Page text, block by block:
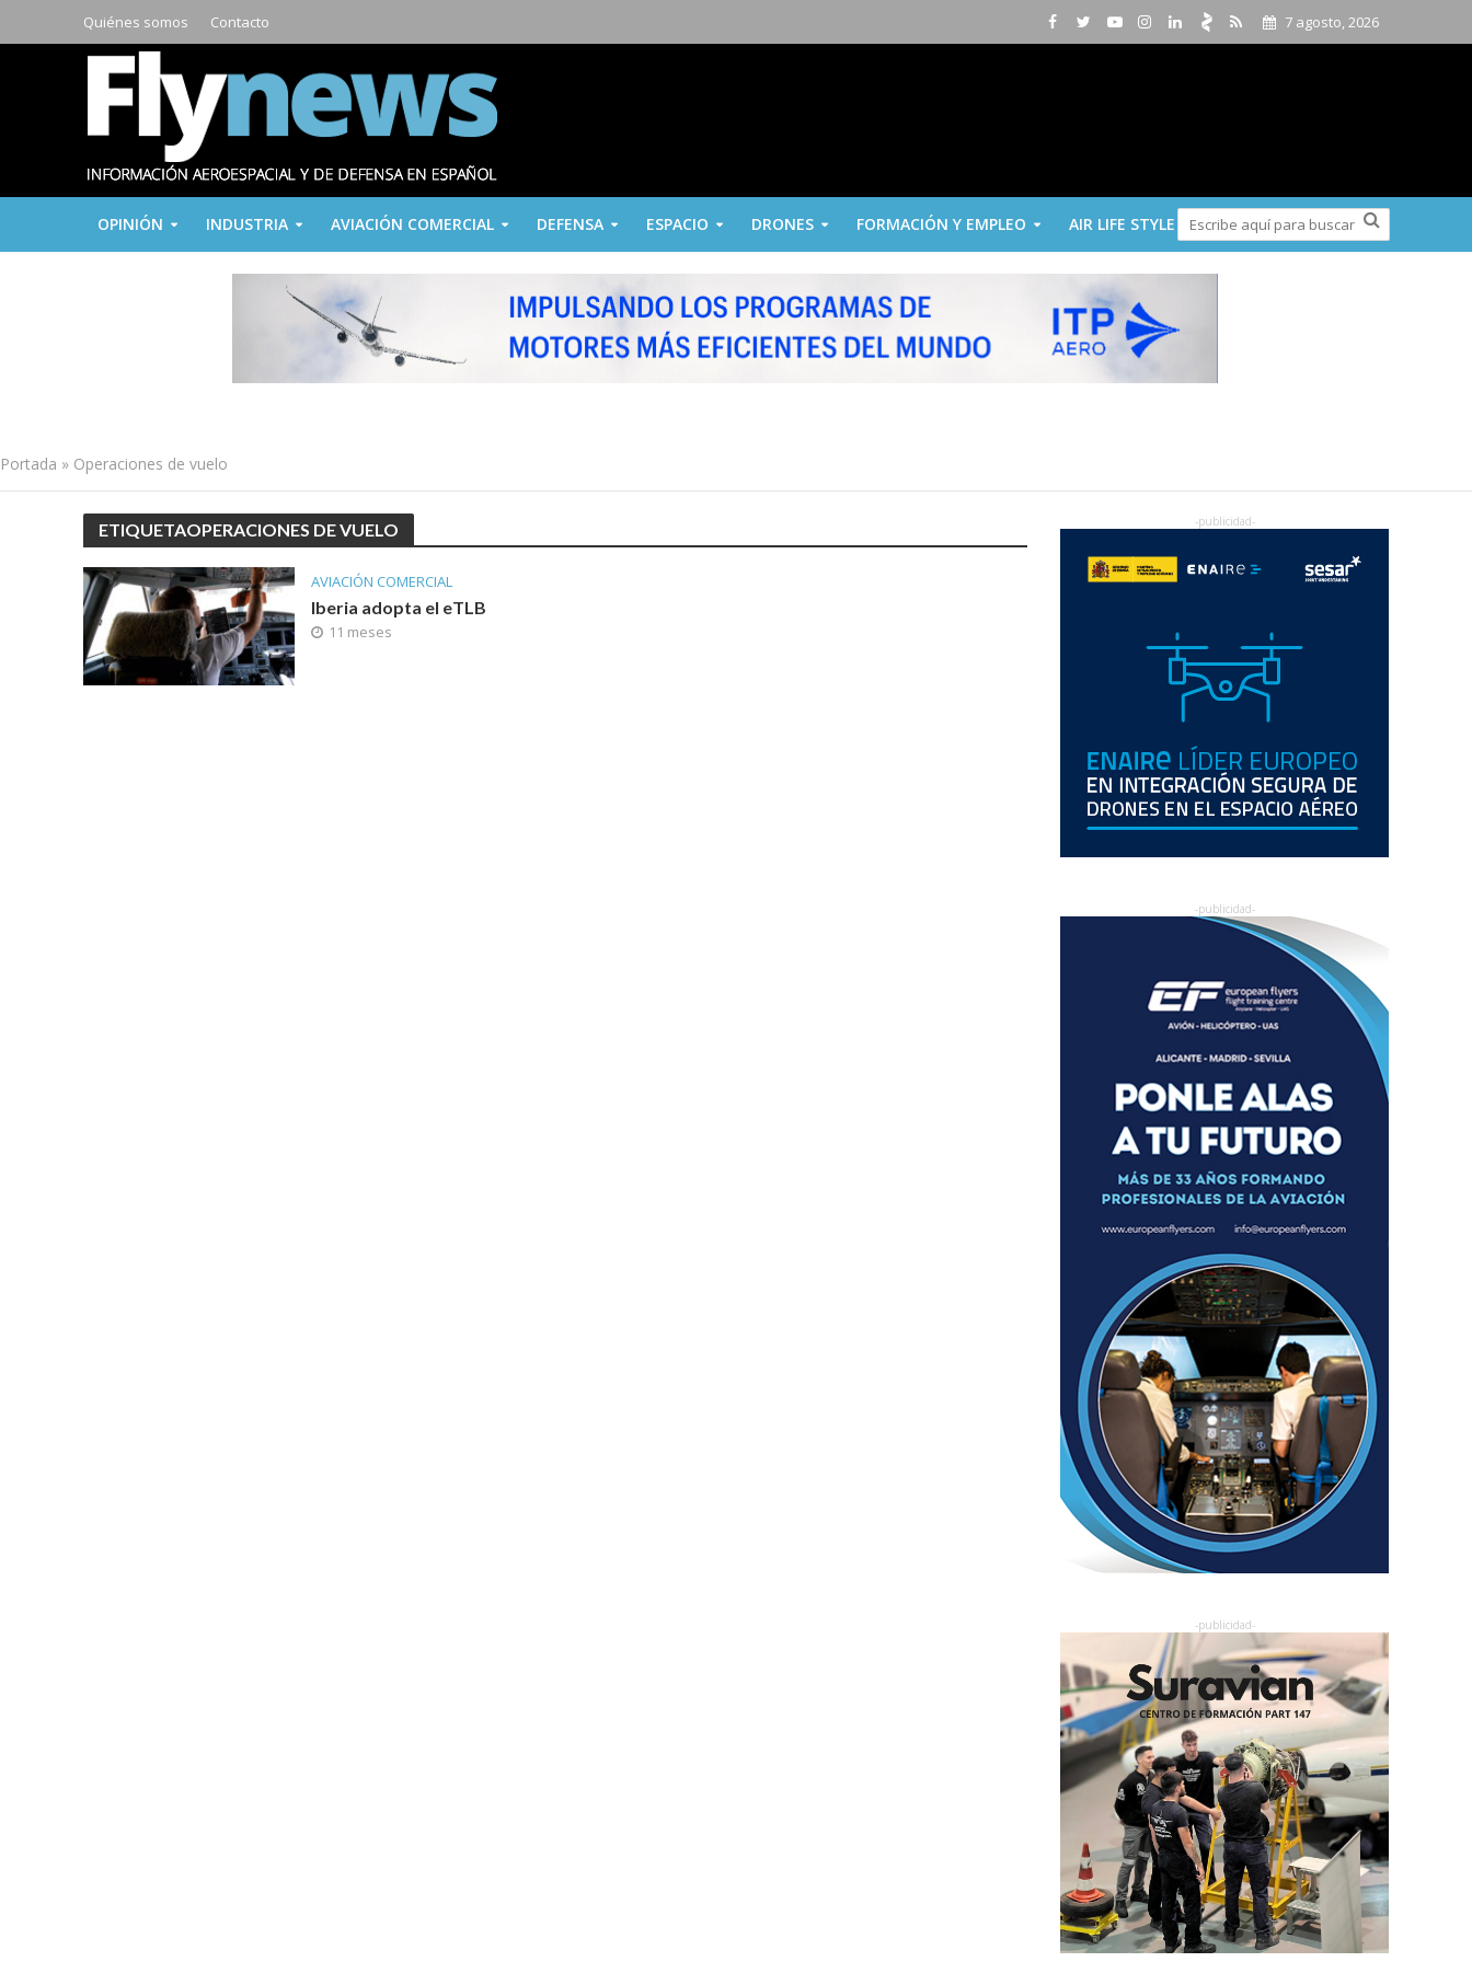
Quiénes somos Contacto 7 agosto, 2026
OPINIÓN INDUSTRIA AVIACIÓN COMERCIAL DEFENSA ESPACIO DRONES FORMACIÓN Y EMPLEO AIR LIFE STYLE
Portada » Operaciones de vuelo
ETIQUETAOPERACIONES DE VUELO
AVIACIÓN COMERCIAL
Iberia adopta el eTLB
11 meses